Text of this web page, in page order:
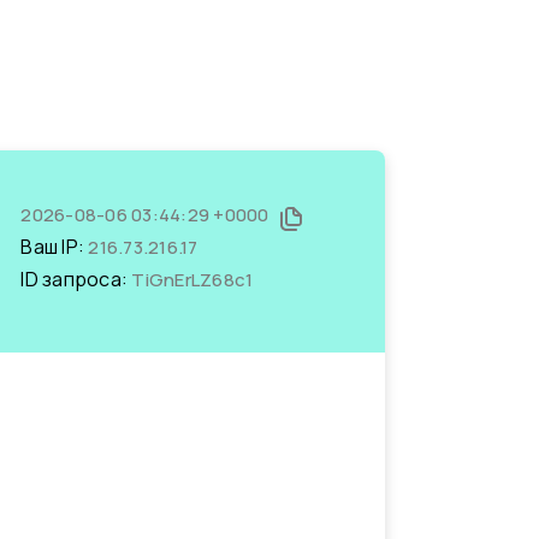
2026-08-06 03:44:29 +0000
Ваш IP:216.73.216.17
ID запроса: TiGnErLZ68c1